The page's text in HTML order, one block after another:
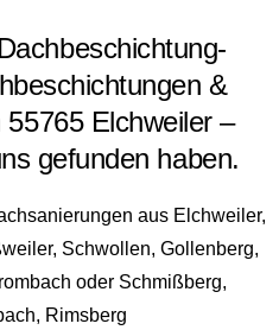
&
Elchweiler –
gefunden haben.